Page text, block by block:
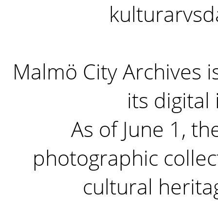
Malmö City Archives
its digital
As of June 1,
photographic
cultural